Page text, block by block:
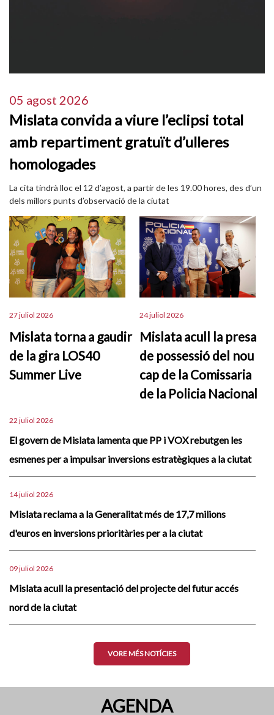
05 agost 2026
Mislata convida a viure l’eclipsi total
amb repartiment gratuït d’ulleres
homologades
La cita tindrà lloc el 12 d’agost, a partir de les 19.00 hores, des d’un
dels millors punts d’observació de la ciutat
27 juliol 2026
Mislata torna a gaudir
de la gira LOS40
Summer Live
24 juliol 2026
Mislata acull la presa
de possessió del nou
cap de la Comissaria
de la Policia Nacional
22 juliol 2026
El govern de Mislata lamenta que PP i VOX rebutgen les
esmenes per a impulsar inversions estratègiques a la ciutat
14 juliol 2026
Mislata reclama a la Generalitat més de 17,7 milions
d'euros en inversions prioritàries per a la ciutat
09 juliol 2026
Mislata acull la presentació del projecte del futur accés
nord de la ciutat
VORE MÉS NOTÍCIES
AGENDA